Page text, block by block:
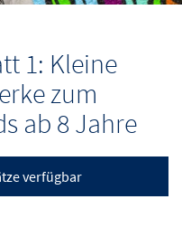
1: Kleine
zum
ab 8 Jahre
verfügbar